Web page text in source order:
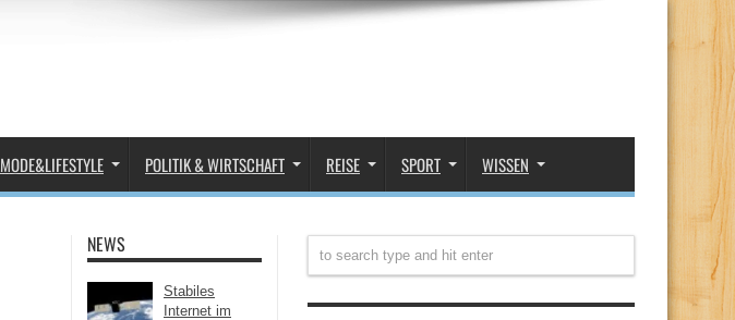
MODE&LIFESTYLE POLITIK & WIRTSCHAFT REISE SPORT WISSEN
NEWS
Stabiles
Internet im